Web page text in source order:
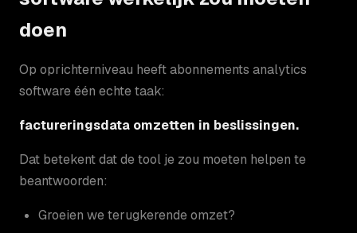
doen
Op oprichterniveau heeft abonnements analytics
software één echte taak:
factureringsdata omzetten in beslissingen.
Dat betekent dat de tool je zou moeten helpen te
beantwoorden:
Groeien we terugkerende omzet?